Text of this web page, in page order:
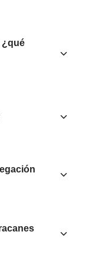
¿qué